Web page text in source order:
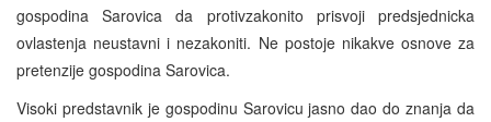
gospodina Sarovica da protivzakonito prisvoji predsjednicka
ovlastenja neustavni i nezakoniti. Ne postoje nikakve osnove za
pretenzije gospodina Sarovica.
Visoki predstavnik je gospodinu Sarovicu jasno dao do znanja da